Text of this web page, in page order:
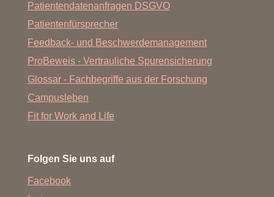
Patientendatenanfragen DSGVO
Patientenfürsprecher
Feedback- und Beschwerdemanagement
ProBeweis - Vertrauliche Spurensicherung
Glossar - Fachbegriffe aus der Forschung
Campusleben
Fit for Work and Life
Folgen Sie uns auf
Facebook